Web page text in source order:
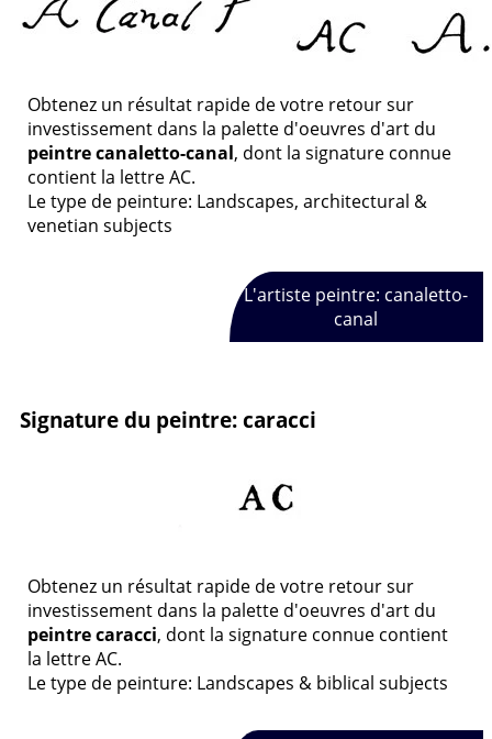
Obtenez un résultat rapide de votre retour sur
investissement dans la palette d'oeuvres d'art du
peintre canaletto-canal, dont la signature connue
contient la lettre AC.
Le type de peinture: Landscapes, architectural &
venetian subjects
L'artiste peintre: canaletto-
canal
Signature du peintre: caracci
Obtenez un résultat rapide de votre retour sur
investissement dans la palette d'oeuvres d'art du
peintre caracci, dont la signature connue contient
la lettre AC.
Le type de peinture: Landscapes & biblical subjects